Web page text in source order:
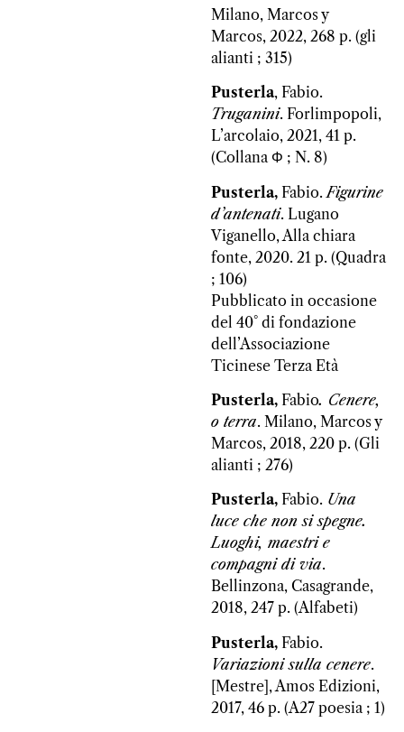
Milano, Marcos y
Marcos, 2022, 268 p. (gli
alianti ; 315)
Pusterla, Fabio.
Truganini. Forlimpopoli,
L’arcolaio, 2021, 41 p.
(Collana Φ ; N. 8)
Pusterla, Fabio. Figurine
d’antenati. Lugano
Viganello, Alla chiara
fonte, 2020. 21 p. (Quadra
; 106)
Pubblicato in occasione
del 40° di fondazione
dell’Associazione
Ticinese Terza Età
Pusterla, Fabio. Cenere,
o terra. Milano, Marcos y
Marcos, 2018, 220 p. (Gli
alianti ; 276)
Pusterla, Fabio. Una
luce che non si spegne.
Luoghi, maestri e
compagni di via.
Bellinzona, Casagrande,
2018, 247 p. (Alfabeti)
Pusterla, Fabio.
Variazioni sulla cenere.
[Mestre], Amos Edizioni,
2017, 46 p. (A27 poesia ; 1)